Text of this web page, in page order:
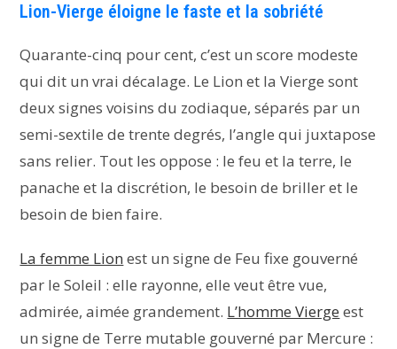
Lion-Vierge éloigne le faste et la sobriété
Quarante-cinq pour cent, c’est un score modeste
qui dit un vrai décalage. Le Lion et la Vierge sont
deux signes voisins du zodiaque, séparés par un
semi-sextile de trente degrés, l’angle qui juxtapose
sans relier. Tout les oppose : le feu et la terre, le
panache et la discrétion, le besoin de briller et le
besoin de bien faire.
La femme Lion est un signe de Feu fixe gouverné
par le Soleil : elle rayonne, elle veut être vue,
admirée, aimée grandement. L’homme Vierge est
un signe de Terre mutable gouverné par Mercure :